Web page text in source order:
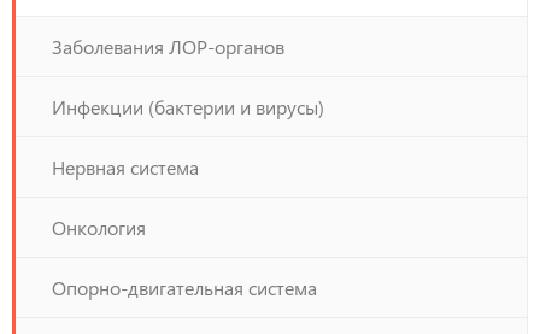
Заболевания ЛОР-органов
Инфекции (бактерии и вирусы)
Нервная система
Онкология
Опорно-двигательная система